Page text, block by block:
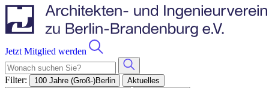
Jetzt Mitglied werden
Filter: 100 Jahre (Groß-)Berlin
Aktuelles